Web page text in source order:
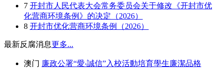
7 开封市人民代表大会常务委员会关于修改《开封市优
化营商环境条例》的决定（2026）
8 开封市优化营商环境条例（2026）
最新反腐消息更多...
澳门 廉政公署“愛‧誠信”入校活動培育學生廉潔品格